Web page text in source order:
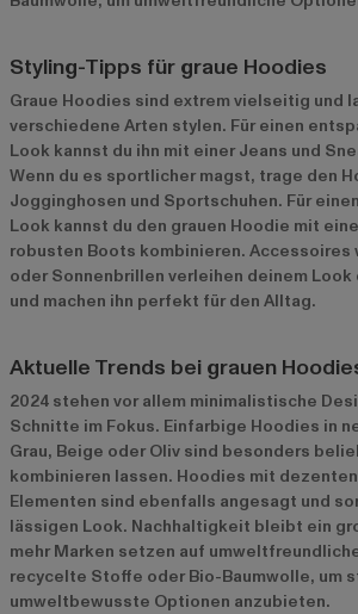
Styling-Tipps für graue Hoodies
Graue Hoodies sind extrem vielseitig und
verschiedene Arten stylen. Für einen
Look kannst du ihn mit einer Jeans und
Wenn du es sportlicher magst, trage den
Jogginghosen und Sportschuhen. Für
Look kannst du den grauen Hoodie mit
robusten Boots kombinieren. Accessoires
oder Sonnenbrillen verleihen deinem
und machen ihn perfekt für den Alltag.
Aktuelle Trends bei grauen
2024 stehen vor allem minimalistische
Schnitte im Fokus. Einfarbige Hoodies in
Grau, Beige oder Oliv sind besonders
kombinieren lassen. Hoodies mit
Elementen sind ebenfalls angesagt und
lässigen Look. Nachhaltigkeit bleibt ein
mehr Marken setzen auf
recycelte Stoffe oder Bio-Baumwolle, um
umweltbewusste Optionen anzubieten.